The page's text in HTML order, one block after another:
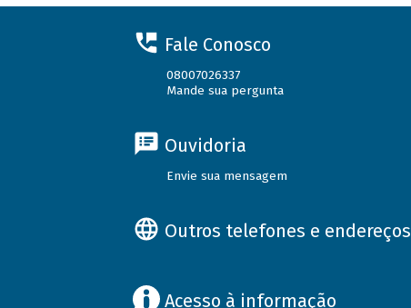
Fale Conosco
08007026337
Mande sua pergunta
Ouvidoria
Envie sua mensagem
Outros telefones e endereços
Acesso à informação